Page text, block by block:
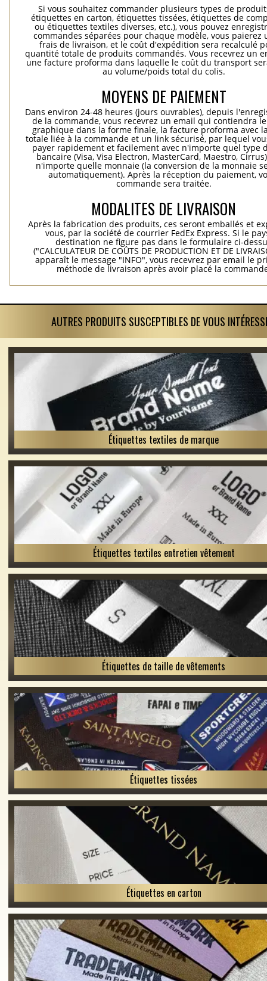
Si vous souhaitez commander plusieurs types de
étiquettes en carton, étiquettes tissées, étiquettes de
ou étiquettes textiles diverses, etc.), vous pouvez
commandes séparées pour chaque modèle, vous paierez
frais de livraison, et le coût d'expédition sera recalculé
quantité totale de produits commandés. Vous recevrez un
une facture proforma dans laquelle le coût du transport
au volume/poids total du colis.
MOYENS DE PAIEMENT
Dans environ 24-48 heures (jours ouvrables), depuis
de la commande, vous recevrez un email qui contiendra
graphique dans la forme finale, la facture proforma avec
totale liée à la commande et un link sécurisé, par lequel
payer rapidement et facilement avec n'importe quel type
bancaire (Visa, Visa Electron, MasterCard, Maestro,
n'importe quelle monnaie (la conversion de la monnaie
automatiquement). Après la réception du paiement,
commande sera traitée.
MODALITES DE LIVRAISON
Après la fabrication des produits, ces seront emballés et
vous, par la société de courrier FedEx Express. Si le
destination ne figure pas dans le formulaire ci-
("CALCULATEUR DE COÛTS DE PRODUCTION ET DE
apparaît le message "INFO", vous recevrez par email le
méthode de livraison après avoir placé la
AUTRES PRODUITS SUSCEPTIBLES DE VOUS
Étiquettes textiles de marque
Étiquettes textiles entretien vêtement
Étiquettes de taille de vêtements
Étiquettes tissées
Étiquettes en carton